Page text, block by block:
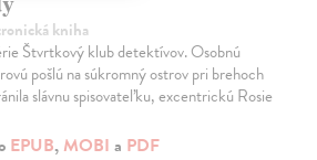
kniha
Štvrtkový klub detektívov. Osobnú
pošlú na súkromný ostrov pri brehoch
slávnu spisovateľku, excentrickú Rosie
EPUB, MOBI a PDF